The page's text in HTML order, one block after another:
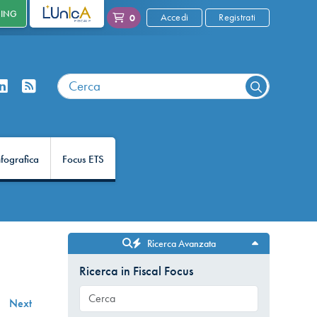
L'UNICA 0 Accedi Registrati
Focus ETS
Next
Ricerca Avanzata
Ricerca in Fiscal Focus